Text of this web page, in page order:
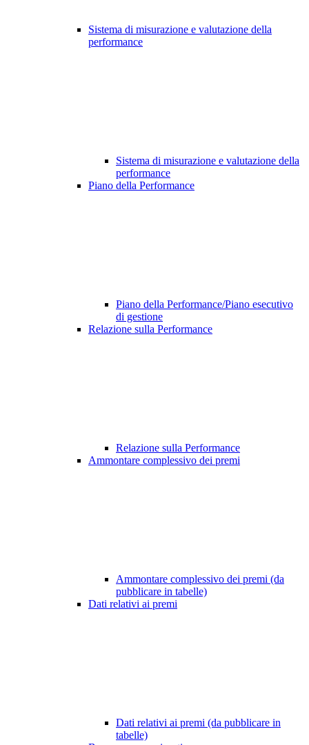
Sistema di misurazione e valutazione della
performance
Sistema di misurazione e valutazione della
performance
Piano della Performance
Piano della Performance/Piano esecutivo
di gestione
Relazione sulla Performance
Relazione sulla Performance
Ammontare complessivo dei premi
Ammontare complessivo dei premi (da
pubblicare in tabelle)
Dati relativi ai premi
Dati relativi ai premi (da pubblicare in
tabelle)